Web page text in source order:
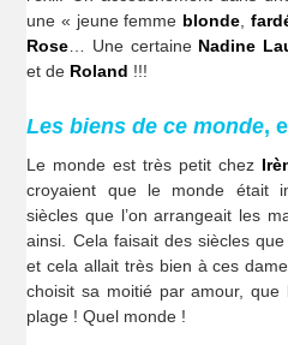
une « jeune femme blonde
Rose … Une certaine Nadine
et de Roland !!!
Les biens de ce monde,
Le monde est très petit chez
croyaient que le monde était
siècles que l’on arrangeait les
ainsi. Cela faisait des siècles
et cela allait très bien à ces
choisit sa moitié par amour, que
plage ! Quel monde !